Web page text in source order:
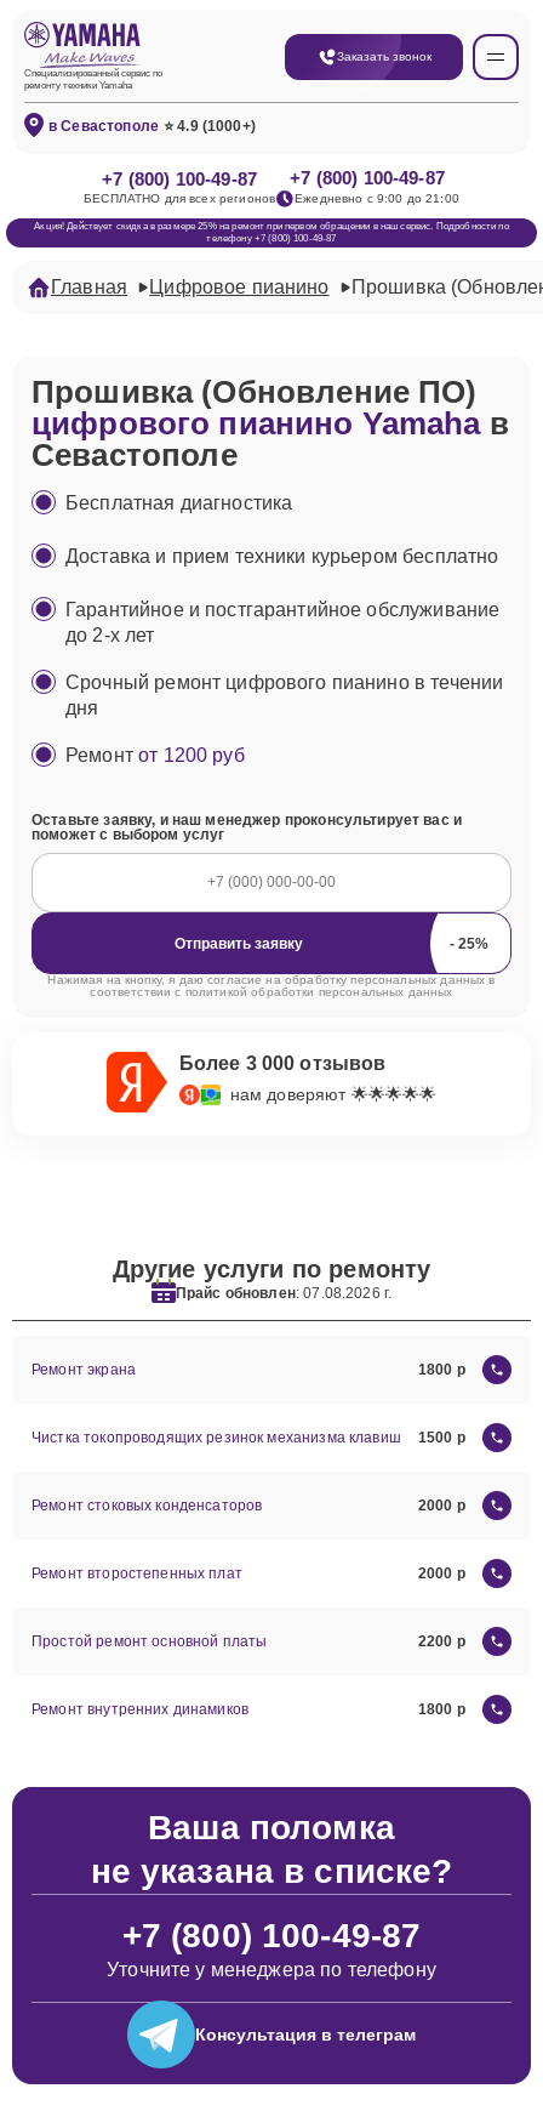
Специализированный сервис по
ремонту техники Yamaha
Заказать звонок
в Севастополе ⭐ 4.9 (1000+)
+7 (800) 100-49-87
БЕСПЛАТНО для всех регионов
+7 (800) 100-49-87
Ежедневно с 9:00 до 21:00
Акция! Действует скидка в размере 25% на ремонт при первом обращении в наш сервис. Подробности по
телефону +7 (800) 100-49-87
Главная Цифровое пианино Прошивка
Прошивка (Обновление ПО)
цифрового пианино Yamahaв
Севастополе
Бесплатная диагностика
Доставка и прием техники курьером бесплатно
Гарантийное и постгарантийное обслуживание
до 2-х лет
Срочный ремонт цифрового пианино в течении
дня
Ремонтот 1200 руб
Оставьте заявку, и наш менеджер проконсультирует вас и
поможет с выбором услуг
Отправить заявку
Нажимая на кнопку, я даю согласие на обработку персональных данных в
соответствии с политикой обработки персональных данных
Более 3 000 отзывов
нам доверяют 🌟🌟🌟🌟🌟
Другие услуги по ремонту
Прайс обновлен: 07.08.2026 г.
Ремонт экрана 1800
Чистка токопроводящих резинок механизма клавиш 1500
Ремонт стоковых конденсаторов 2000
Ремонт второстепенных плат 2000
Простой ремонт основной платы 2200
Ремонт внутренних динамиков 1800
Ваша поломка
не указана в списке?
+7 (800) 100-49-87
Уточните у менеджера по телефону
Консультация в телеграм